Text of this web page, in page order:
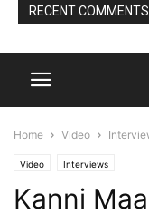
RECENT COMMENTS